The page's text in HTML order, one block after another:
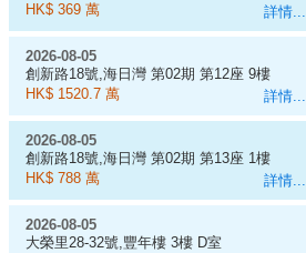
詳情...
C室
HK$ 369 萬
詳情...
2026-08-05
創新路18號,海日灣 第02期 第12座 9樓
D室
HK$ 1520.7 萬
詳情...
2026-08-05
創新路18號,海日灣 第02期 第13座 1樓
E室
HK$ 788 萬
2026-08-05
大榮里28-32號,豐年樓 3樓 D室